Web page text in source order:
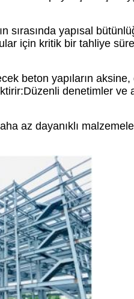
sırasında yapısal
için kritik bir tahliye
beton yapıların aksine,
denetimler ve
az dayanıklı